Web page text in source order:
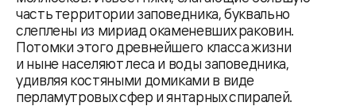
часть территории заповедника, буквально
слеплены из мириад окаменевших раковин.
Потомки этого древнейшего класса жизни
и ныне населяют леса и воды заповедника,
удивляя костяными домиками в виде
перламутровых сфер и янтарных спиралей.